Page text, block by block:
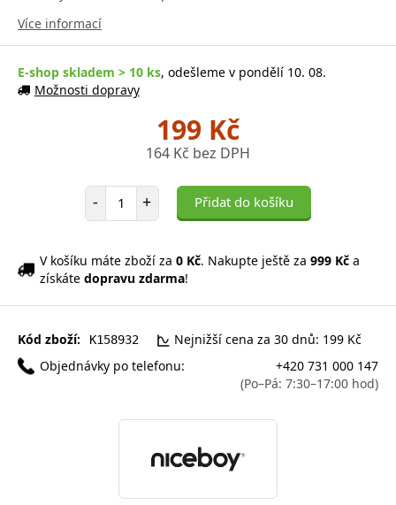
Více informací
E-shop skladem > 10 ks, odešleme v pondělí 10. 08.
Možnosti dopravy
199 Kč
164 Kč bez DPH
- Počet položek
+ Přidat do košíku
V košíku máte zboží za 0 Kč. Nakupte ještě za 999 Kč a
získáte dopravu zdarma!
Kód zboží: K158932
Nejnižší cena za 30 dnů: 199 Kč
Objednávky po telefonu:
+420 731 000 147
(Po–Pá: 7:30–17:00 hod)